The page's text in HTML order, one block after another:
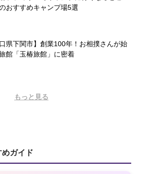
おすすめキャンプ場5選
口県下関市】創業100年！お相撲さんが始
館「玉椿旅館」に密着
もっと見る
ガイド